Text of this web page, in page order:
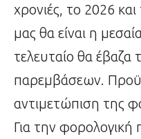
χρονιές, το 2026
μας θα είναι η
τελευταίο θα
παρεμβάσεων.
αντιμετώπιση της
Για την φορολογική